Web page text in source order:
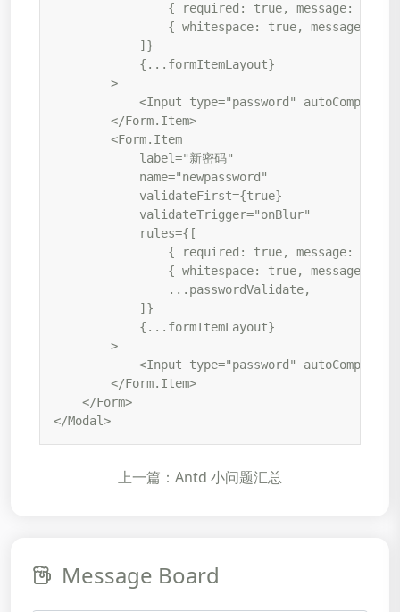
{ required: true, message: '请输
{ whitespace: true, message: '开
            ]}
            {...formItemLayout}
        >
<Input type="password"
        </Form.Item>
        <Form.Item
            label="新密码"
            name="newpassword"
            validateFirst={true}
            validateTrigger="onBlur"
            rules={[
{ required: true, message: '请输
{ whitespace: true, message: '开
                ...passwordValidate,
            ]}
            {...formItemLayout}
        >
<Input type="password"
        </Form.Item>
    </Form>
</Modal>
上一篇：Antd 小问题汇总
Message Board